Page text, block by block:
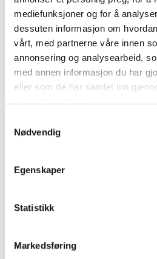
mediefunksjoner og for å
dessuten informasjon om
vårt, med partnerne våre innen
annonsering og analysearbeid,
med annen informasjon du har
eller som de har samlet inn
Nødvendig
Egenskaper
Statistikk
Markedsføring
Adgangskontroll og
Ved besøk i våre
det bli registrert
vil også være overvåket
Behandlingen skjer på
artikkel 6 (1) bokstav f
interesse). Vi har
behandlingen er
område.
. I denne
logger på servere,
Behandlingen skjer på
artikkel 6 (1) bokstav f